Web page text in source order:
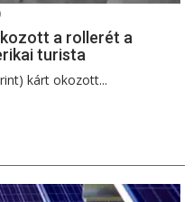
a rollerét a
turista
kárt okozott...